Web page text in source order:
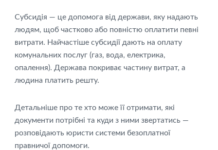
Субсидія — це допомога від держави, яку надають
людям, щоб частково або повністю оплатити певні
витрати. Найчастіше субсидії дають на оплату
комунальних послуг (газ, вода, електрика,
опалення). Держава покриває частину витрат, а
людина платить решту.
Детальніше про те хто може її отримати, які
документи потрібні та куди з ними звертатись —
розповідають юристи системи безоплатної
правничої допомоги.